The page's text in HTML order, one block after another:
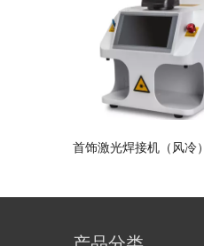
首饰激光焊接机（风冷）